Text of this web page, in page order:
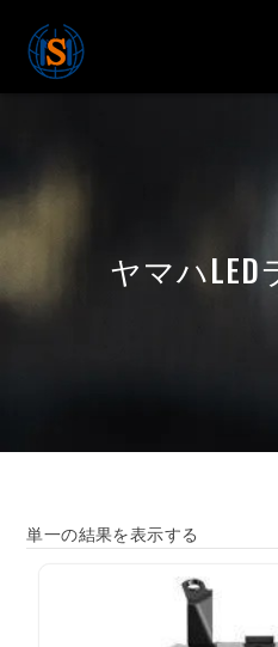
ヤマハLED
単一の結果を表示する